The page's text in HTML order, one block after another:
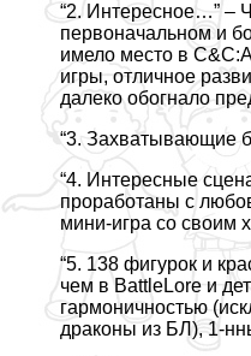
“2. Интересное…” –
первоначальном и
имело место в
игры, отличное
далеко обогнало
“3. Захватывающие
“4. Интересные
проработаны с
мини-игра со своим
“5. 138 фигурок и
чем в BattleLore и
гармоничностью
дpaконы из БЛ), 1-